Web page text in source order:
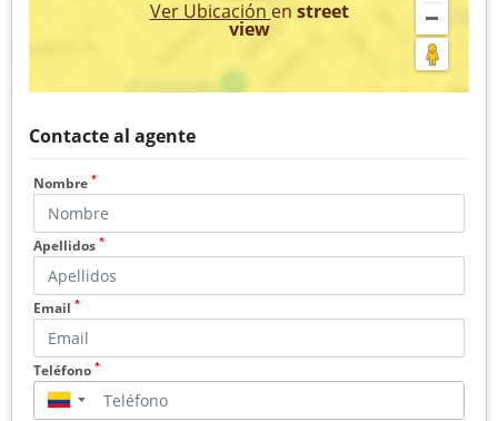
Ver Ubicación en street
view
Contacte al agente
Nombre *
Apellidos *
Email *
Teléfono *
▼